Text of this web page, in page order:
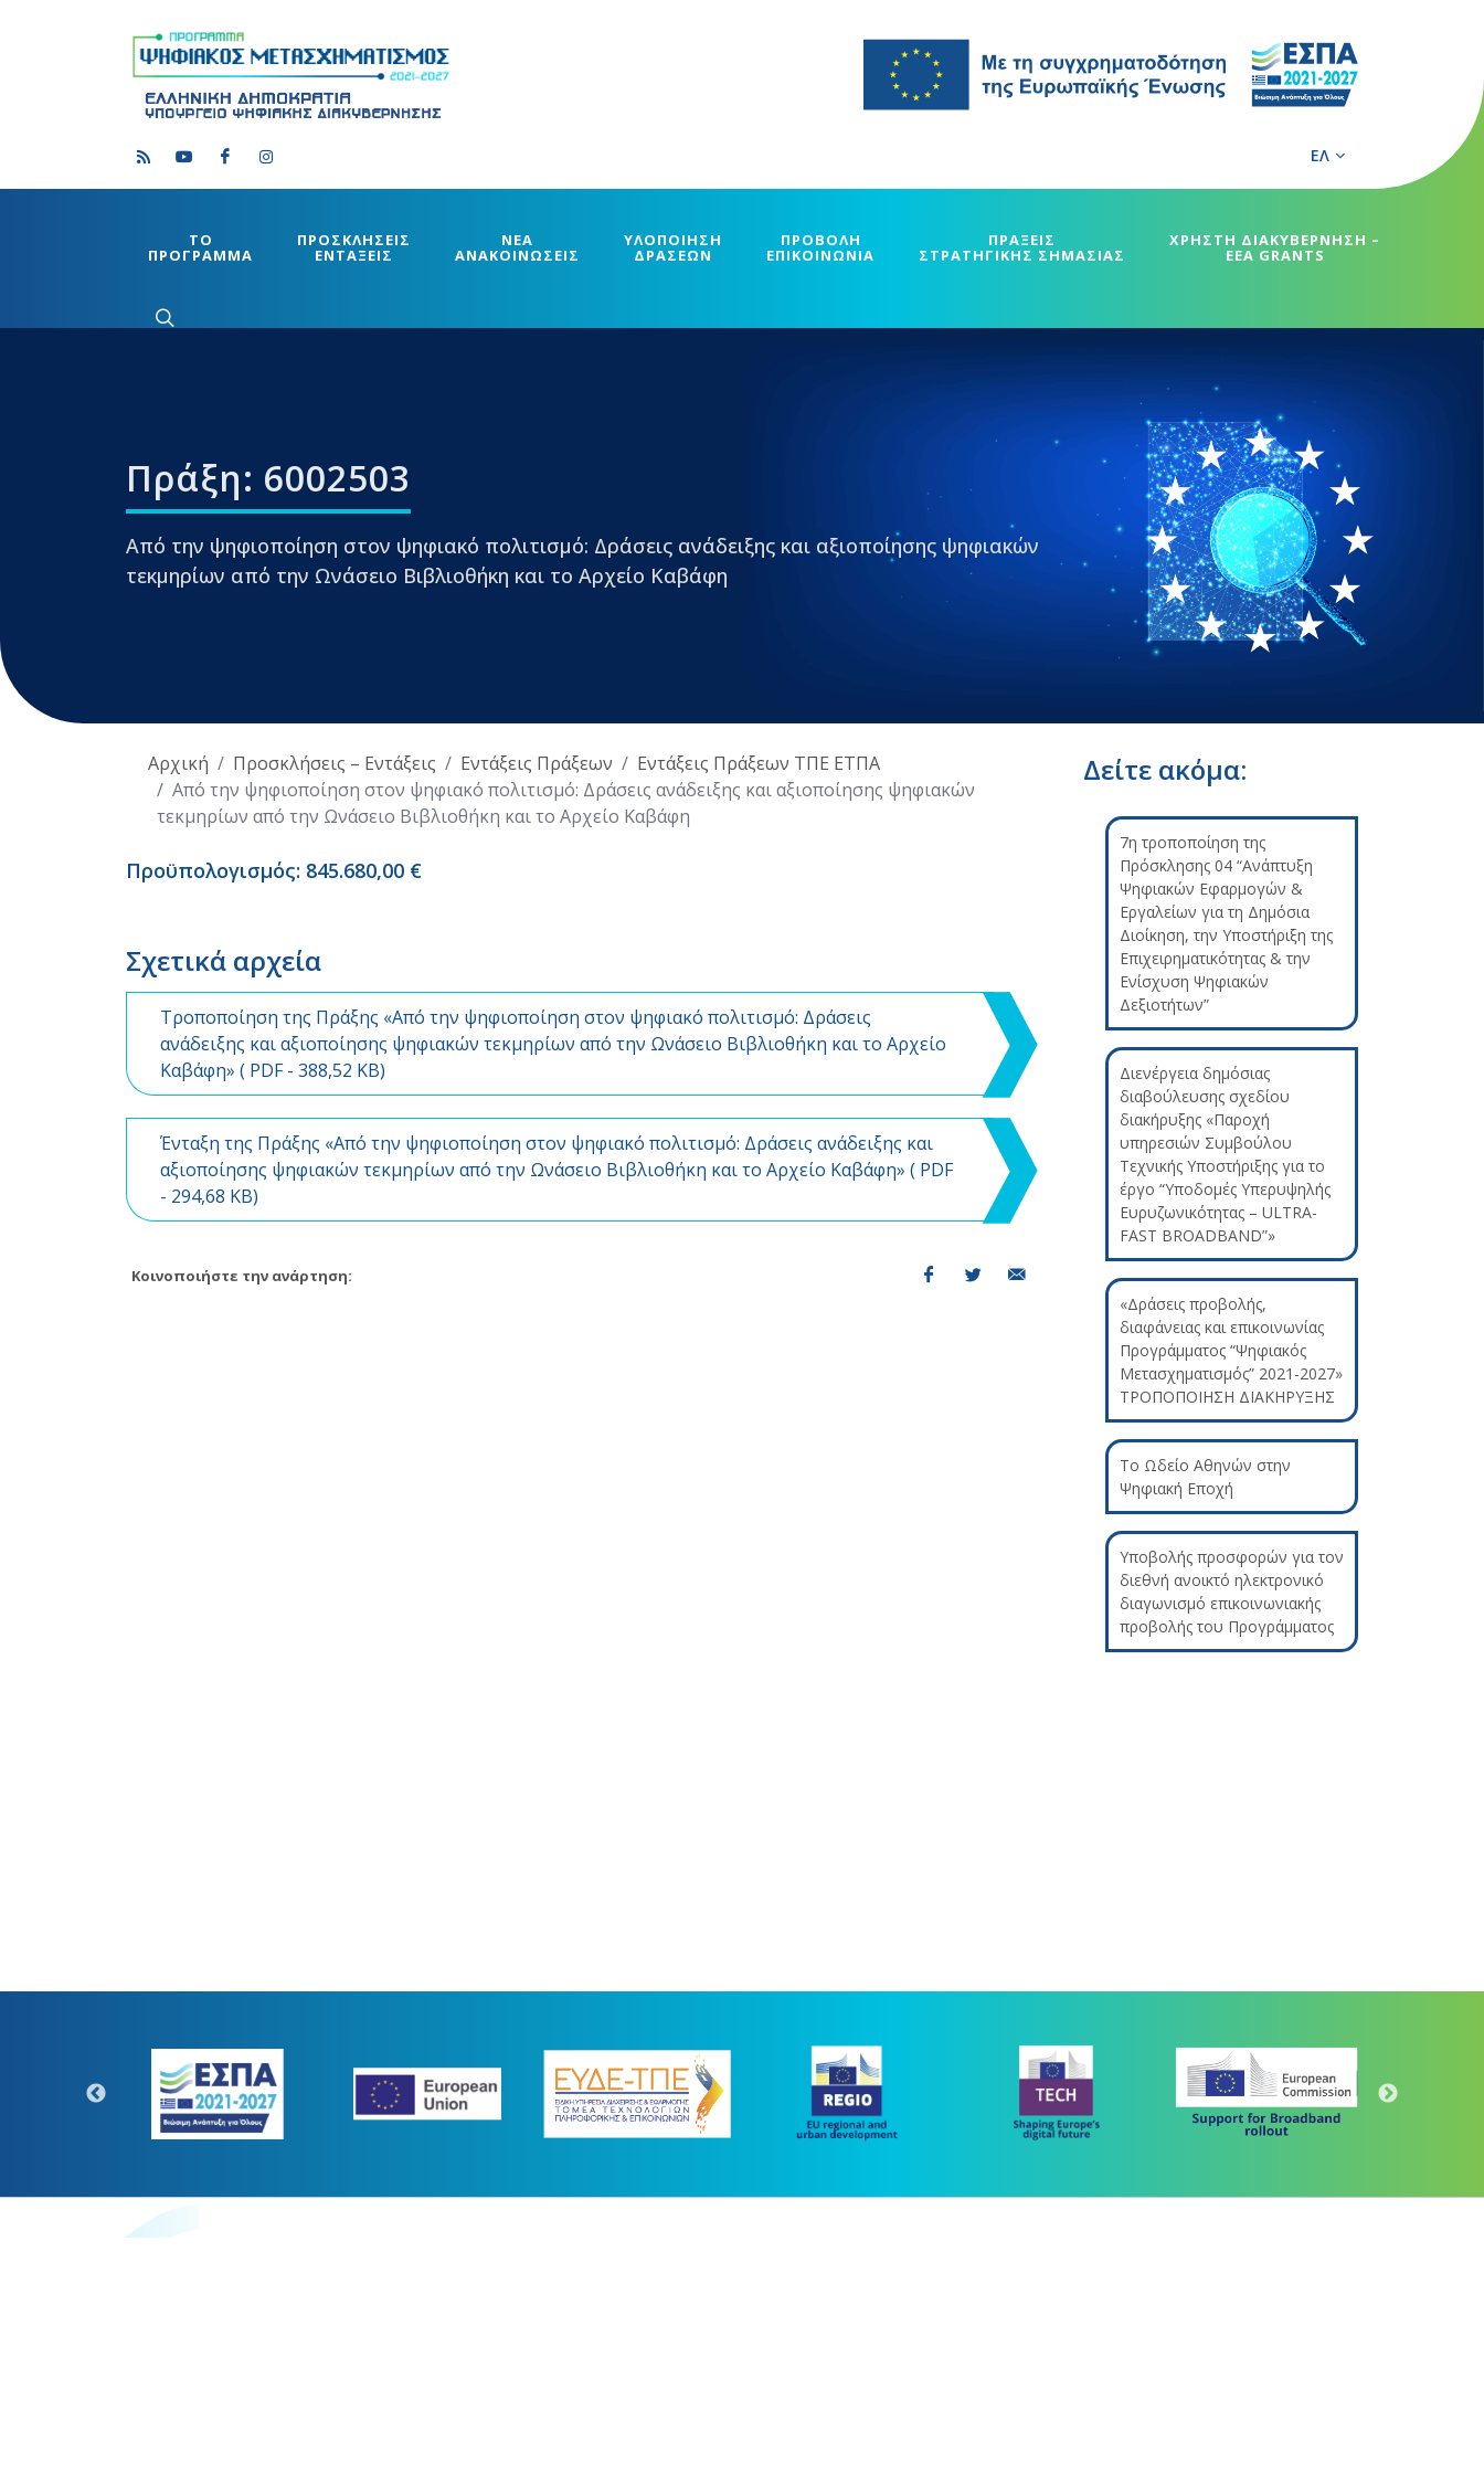
ΕΛ
ΤΟ
ΠΡΟΓΡΑΜΜΑ
ΠΡΟΣΚΛΗΣΕΙΣ
ΕΝΤΑΞΕΙΣ
ΝΕΑ
ΑΝΑΚΟΙΝΩΣΕΙΣ
ΥΛΟΠΟΙΗΣΗ
ΔΡΑΣΕΩΝ
ΠΡΟΒΟΛΗ
ΕΠΙΚΟΙΝΩΝΙΑ
ΠΡΑΞΕΙΣ
ΣΤΡΑΤΗΓΙΚΗΣ ΣΗΜΑΣΙΑΣ
ΧΡΗΣΤΗ ΔΙΑΚΥΒΕΡΝΗΣΗ –
EEA GRANTS
Πράξη: 6002503
Από την ψηφιοποίηση στον ψηφιακό πολιτισμό: Δράσεις ανάδειξης και αξιοποίησης ψηφιακών
τεκμηρίων από την Ωνάσειο Βιβλιοθήκη και το Αρχείο Καβάφη
Αρχική Προσκλήσεις – Εντάξεις Εντάξεις Πράξεων
Εντάξεις Πράξεων ΤΠΕ ΕΤΠΑ
Από την ψηφιοποίηση στον ψηφιακό πολιτισμό: Δράσεις ανάδειξης και αξιοποίησης ψηφιακών
τεκμηρίων από την Ωνάσειο Βιβλιοθήκη και το Αρχείο Καβάφη
Προϋπολογισμός: 845.680,00 €
Σχετικά αρχεία
Τροποποίηση της Πράξης «Από την ψηφιοποίηση στον ψηφιακό πολιτισμό: Δράσεις
ανάδειξης και αξιοποίησης ψηφιακών τεκμηρίων από την Ωνάσειο Βιβλιοθήκη και το Αρχείο
Καβάφη» ( PDF- 388,52 KB)
Ένταξη της Πράξης «Από την ψηφιοποίηση στον ψηφιακό πολιτισμό: Δράσεις ανάδειξης και
αξιοποίησης ψηφιακών τεκμηρίων από την Ωνάσειο Βιβλιοθήκη και το Αρχείο Καβάφη» ( PDF
- 294,68 KB)
Κοινοποιήστε την ανάρτηση:
Δείτε ακόμα:
7η τροποποίηση της
Πρόσκλησης 04 “Ανάπτυξη
Ψηφιακών Εφαρμογών &
Εργαλείων για τη Δημόσια
Διοίκηση, την Υποστήριξη της
Επιχειρηματικότητας & την
Ενίσχυση Ψηφιακών
Δεξιοτήτων”
Διενέργεια δημόσιας
διαβούλευσης σχεδίου
διακήρυξης «Παροχή
υπηρεσιών Συμβούλου
Τεχνικής Υποστήριξης για το
έργο “Υποδομές Υπερυψηλής
Ευρυζωνικότητας – ULTRA-
FAST BROADBAND”»
«Δράσεις προβολής,
διαφάνειας και επικοινωνίας
Προγράμματος “Ψηφιακός
Μετασχηματισμός” 2021-2027»
ΤΡΟΠΟΠΟΙΗΣΗ ΔΙΑΚΗΡΥΞΗΣ
Το Ωδείο Αθηνών στην
Ψηφιακή Εποχή
Υποβολής προσφορών για τον
διεθνή ανοικτό ηλεκτρονικό
διαγωνισμό επικοινωνιακής
προβολής του Προγράμματος